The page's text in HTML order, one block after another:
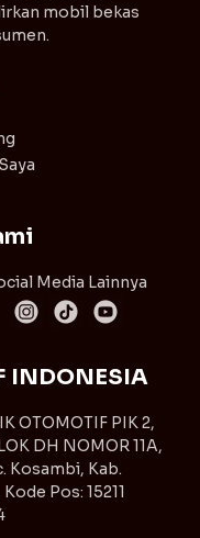
mobil bekas
Media Lainnya
INDONESIA
OTOMOTIF PIK 2,
DH NOMOR 11A,
Kosambi, Kab.
Pos: 15211